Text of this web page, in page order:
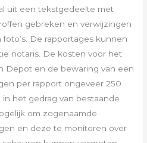
uit een tekstgedeelte met
gebreken en verwijzingen
De rapportages kunnen
notaris. De kosten voor het
Depot en de bewaring van een
per rapport ongeveer 250
het gedrag van bestaande
om zogenaamde
en deze te monitoren over